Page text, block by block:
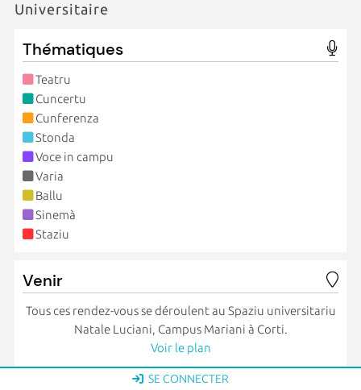
Universitaire
Thématiques
Teatru
Cuncertu
Cunferenza
Stonda
Voce in campu
Varia
Ballu
Sinemà
Staziu
Venir
Tous ces rendez-vous se déroulent au Spaziu universitariu
Natale Luciani, Campus Mariani à Corti.
Voir le plan
SE CONNECTER